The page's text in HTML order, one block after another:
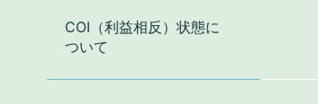
COI （利益相反）状態に
ついて